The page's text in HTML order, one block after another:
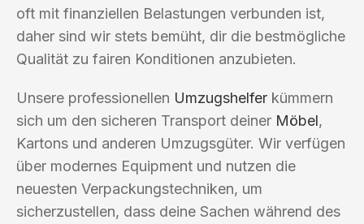
oft mit finanziellen Belastungen verbunden ist,
daher sind wir stets bemüht, dir die bestmögliche
Qualität zu fairen Konditionen anzubieten.
Unsere professionellen Umzugshelfer kümmern
sich um den sicheren Transport deiner Möbel,
Kartons und anderen Umzugsgüter. Wir verfügen
über modernes Equipment und nutzen die
neuesten Verpackungstechniken, um
sicherzustellen, dass deine Sachen während des